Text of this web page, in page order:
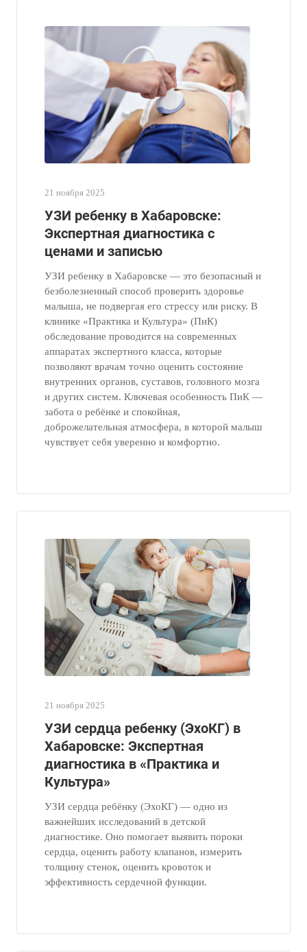
21 ноября 2025
УЗИ ребенку в Хабаровске:
Экспертная диагностика с
ценами и записью
УЗИ ребенку в Хабаровске — это безопасный и
безболезненный способ проверить здоровье
малыша, не подвергая его стрессу или риску. В
клинике «Практика и Культура» (ПиК)
обследование проводится на современных
аппаратах экспертного класса, которые
позволяют врачам точно оценить состояние
внутренних органов, суставов, головного мозга
и других систем. Ключевая особенность ПиК —
забота о ребёнке и спокойная,
доброжелательная атмосфера, в которой малыш
чувствует себя уверенно и комфортно.
21 ноября 2025
УЗИ сердца ребенку (ЭхоКГ) в
Хабаровске: Экспертная
диагностика в «Практика и
Культура»
УЗИ сердца ребёнку (ЭхоКГ) — одно из
важнейших исследований в детской
диагностике. Оно помогает выявить пороки
сердца, оценить работу клапанов, измерить
толщину стенок, оценить кровоток и
эффективность сердечной функции.